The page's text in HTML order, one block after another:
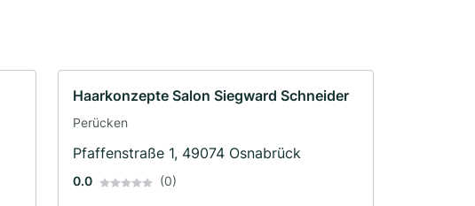
Haarkonzepte Salon Siegward Schneider
Perücken
Pfaffenstraße 1, 49074 Osnabrück
0.0 (0)